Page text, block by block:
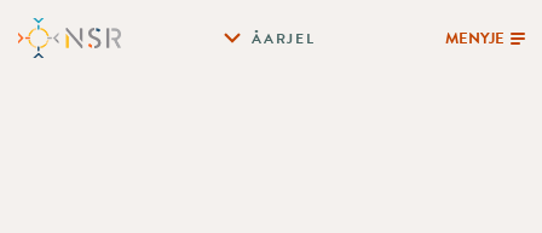
ÅARJEL MENYJE